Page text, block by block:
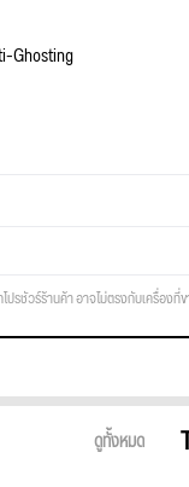
Ghosting
ปรชัวร์ร้านค้า อาจไม่ตรงกับเครื่อง
ดูทั้งหมด